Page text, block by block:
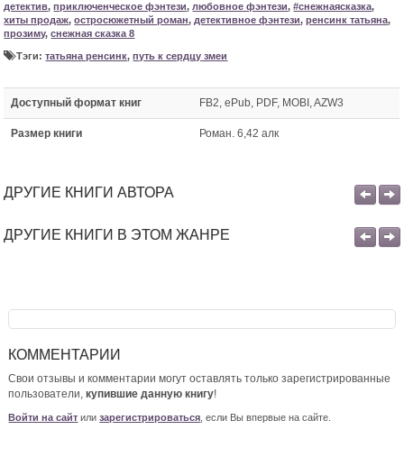
детектив,приключенческое фэнтези, любовное фэнтези,#снежнаясказка,
хиты продаж,остросюжетный роман, детективное фэнтези,ренсинк татьяна,
прозиму,снежная сказка 8
Тэги:татьяна ренсинк,путь к сердцу змеи
Доступный формат книг FB2, ePub, PDF, MOBI, AZW3
Размер книги Роман. 6,42 алк
ДРУГИЕ КНИГИ АВТОРА
ДРУГИЕ КНИГИ В ЭТОМ ЖАНРЕ
КОММЕНТАРИИ
Свои отзывы и комментарии могут оставлять только зарегистрированные
пользователи,купившие данную книгу!
Войти на сайт илизарегистрироваться , если Вы впервые на сайте.